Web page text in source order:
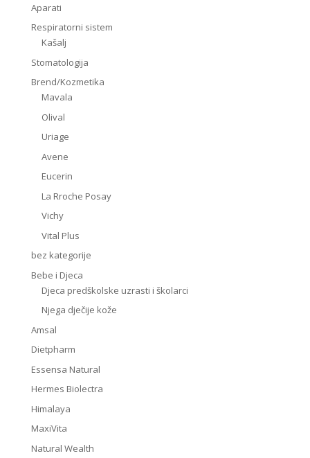
Aparati
Respiratorni sistem
Kašalj
Stomatologija
Brend/Kozmetika
Mavala
Olival
Uriage
Avene
Eucerin
La Rroche Posay
Vichy
Vital Plus
bez kategorije
Bebe i Djeca
Djeca predškolske uzrasti i školarci
Njega dječije kože
Amsal
Dietpharm
Essensa Natural
Hermes Biolectra
Himalaya
MaxiVita
Natural Wealth